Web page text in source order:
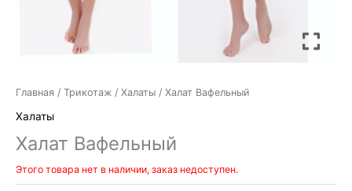
Главная / Трикотаж / Халаты / Халат Вафельный
Халаты
Халат Вафельный
Этого товара нет в наличии, заказ недоступен.